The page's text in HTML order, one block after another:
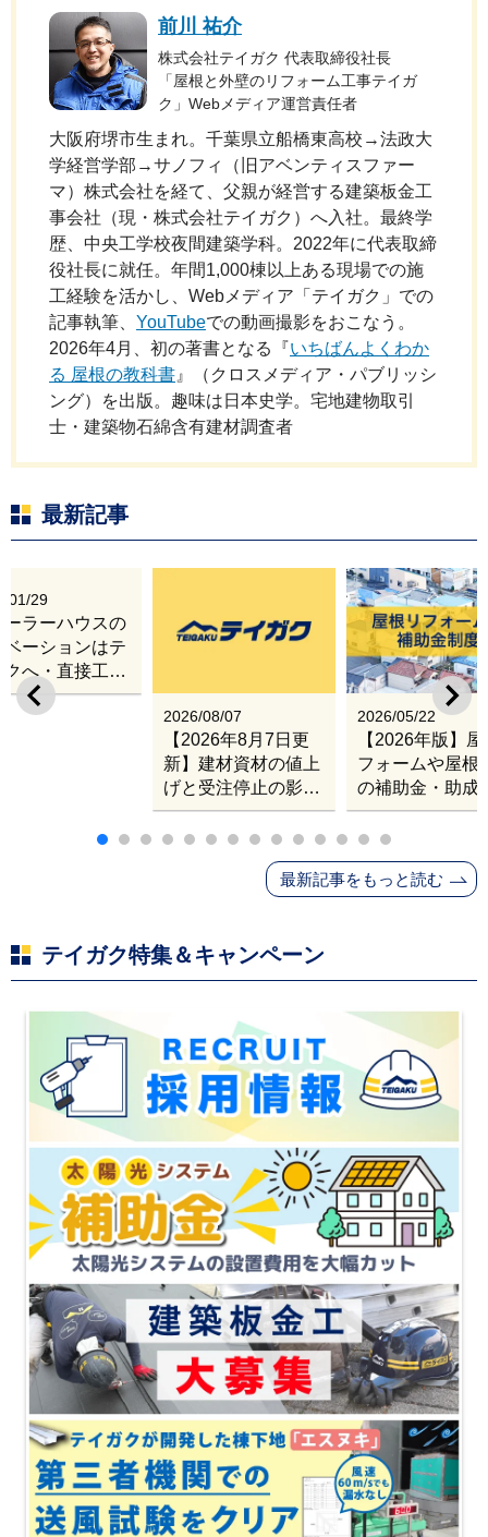
前川 祐介
株式会社テイガク 代表取締役社長
「屋根と外壁のリフォーム工事テイガ
ク」Webメディア運営責任者
大阪府堺市生まれ。千葉県立船橋東高校→法政大
学経営学部→サノフィ（旧アベンティスファー
マ）株式会社を経て、父親が経営する建築板金工
事会社（現・株式会社テイガク）へ入社。最終学
歴、中央工学校夜間建築学科。2022年に代表取締
役社長に就任。年間1,000棟以上ある現場での施
工経験を活かし、Webメディア「テイガク」での
記事執筆、 YouTubeでの動画撮影をおこなう。
2026年4月、初の著書となる『いちばんよくわか
る 屋根の教科書 』（クロスメディア・パブリッシ
ング）を出版。趣味は日本史学。宅地建物取引
士・建築物石綿含有建材調査者
最新記事
2026/08/07
【2026年8月7日更
新】建材資材の値上
げと受注停止の影響
｜塗料・屋根材・シ
ンナー・断熱材・ル
ーフィングの値上げ
と材料入手困難・出
2026/05/22
【2026年版】
フォームや屋根
の補助金・助成
業
01/29
ーラーハウスの
ベーションはテ
クへ・直接工事
張改修サービス
最新記事をもっと読む
テイガク特集＆キャンペーン